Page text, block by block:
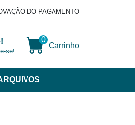
DO PAGAMENTO
se!
0
Carrinho